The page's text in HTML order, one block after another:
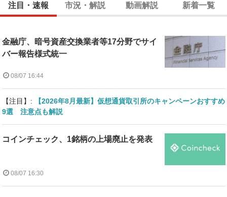
注目・速報 市況・解説 動画解説 新着一覧
金融庁、暗号資産交換業者等17分野でサイ
バー報告様式統一
08/07 16:44
【注目】:
【2026年8月最新】仮想通貨取引所のキャンペーンおすすめ
9選 注意点も解説
コインチェック、1銘柄の上場廃止を発表
08/07 16:30